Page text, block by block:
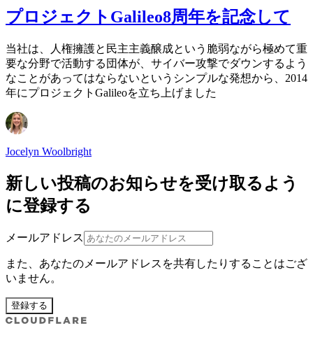
プロジェクトGalileo8周年を記念して
当社は、人権擁護と民主主義醸成という脆弱ながら極めて重
要な分野で活動する団体が、サイバー攻撃でダウンするよう
なことがあってはならないというシンプルな発想から、2014
年にプロジェクトGalileoを立ち上げました
Jocelyn Woolbright
新しい投稿のお知らせを受け取るよう
に登録する
メールアドレス
また、あなたのメールアドレスを共有したりすることはござ
いません。
登録する